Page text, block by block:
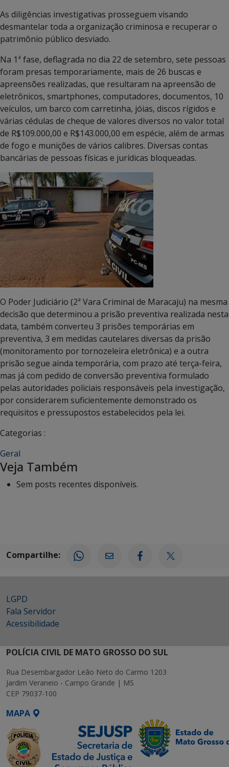
As diligências investigativas prosseguem visando
desmantelar toda a organização criminosa e recuperar o
patrimônio público desviado.
Na 1ª fase, deflagrada no dia 22 de setembro, sete pessoas
foram presas temporariamente, mais de 26 buscas e
apreensões realizadas, que resultaram na apreensão de
eletrônicos, smartphones, computadores, documentos, 10
veículos, um barco com carretinha, jóias, discos rígidos e
várias cédulas de cheque de valores diversos no valor total
de R$109.000,00 e R$143.000,00 em espécie, além de armas
de fogo e munições de vários calibres. Diversas contas
bancárias de pessoas físicas e jurídicas bloqueadas.
O Poder Judiciário (2ª Vara Criminal de Maracaju) na mesma
decisão que determinou a prisão preventiva realizada nesta
data, também converteu 3 prisões temporárias em
preventiva, 3 em medidas cautelares diversas da prisão
(monitoramento por tornozeleira eletrônica) e a outra
prisão segue ainda temporária, com prazo até terça-feira,
mas já com pedido de conversão preventiva formulado
pelas autoridades policiais responsáveis pela investigação,
por considerarem suficientemente demonstrado os
requisitos e pressupostos estabelecidos pela lei.
Categorias :
Geral
Veja Também
Sem posts recentes disponíveis.
Compartilhe:
LGPD
Fala Servidor
Acessibilidade
POLÍCIA CIVIL DE MATO GROSSO DO SUL
Rua Desembargador Leão Neto do Carmo 1203
Jardim Veraneio - Campo Grande | MS
CEP 79037-100
MAPA